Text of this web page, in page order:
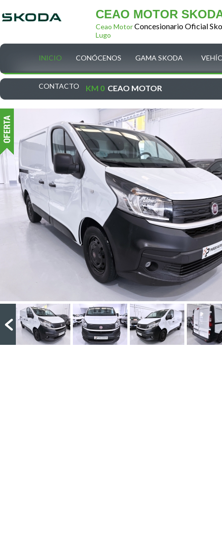
CEAO MOTOR
Ceao MotorConcesionario Oficial
Lugo
INICIO CONÓCENOS GAMA SKODA
CONTACTO KM 0 CEAO MOTOR